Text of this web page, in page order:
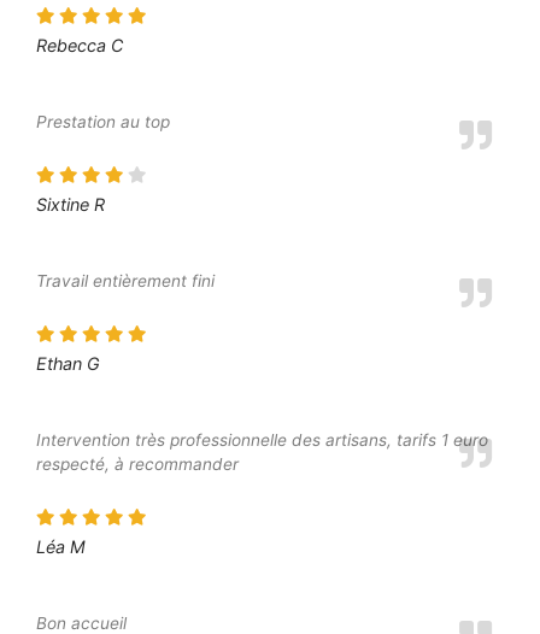
Rebecca C
Prestation au top
Sixtine R
Travail entièrement fini
Ethan G
Intervention très professionnelle des artisans, tarifs 1 euro
respecté, à recommander
Léa M
Bon accueil